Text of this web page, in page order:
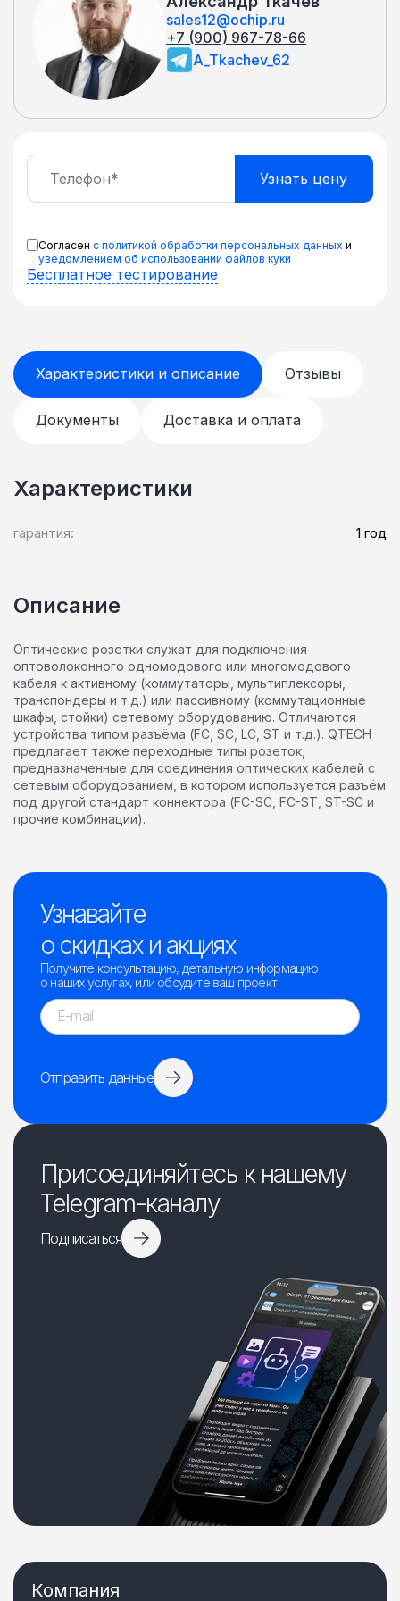
sales12@ochip.ru
+7 (900) 967-78-66
A_Tkachev_62
Согласен с политикой обработки персональных данных и
уведомлением об использовании файлов куки
Бесплатное тестирование
Характеристики и описание Отзывы
Документы Доставка и оплата
Характеристики
гарантия: 1 год
Описание
Оптические розетки служат для подключения
оптоволоконного одномодового или многомодового
кабеля к активному (коммутаторы, мультиплексоры,
транспондеры и т.д.) или пассивному (коммутационные
шкафы, стойки) сетевому оборудованию. Отличаются
устройства типом разъёма (FC, SC, LC, ST и т.д.). QTECH
предлагает также переходные типы розеток,
предназначенные для соединения оптических кабелей с
сетевым оборудованием, в котором используется разъём
под другой стандарт коннектора (FC-SC, FC-ST, ST-SC и
прочие комбинации).
Узнавайте
о скидках и акциях
Получите консультацию, детальную информацию
о наших услугах, или обсудите ваш проект
Отправить данные
Присоединяйтесь к нашему
Telegram-каналу
Подписаться
Компания